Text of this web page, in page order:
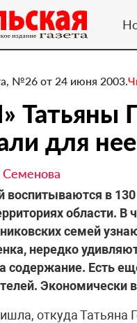
№26 от 24 июня 2003.
Татьяны
для
воспитываются в
области. В
семей
нередко
содержание. Есть
Экономически
откуда Татьяна